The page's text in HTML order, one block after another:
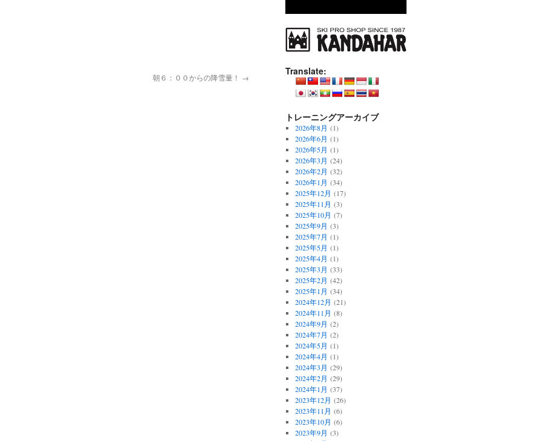
朝６：００からの降雪量！ →
Translate:
トレーニングアーカイブ
2026年8月 (1)
2026年6月 (1)
2026年5月 (1)
2026年3月 (24)
2026年2月 (32)
2026年1月 (34)
2025年12月 (17)
2025年11月 (3)
2025年10月 (7)
2025年9月 (3)
2025年7月 (1)
2025年5月 (1)
2025年4月 (1)
2025年3月 (33)
2025年2月 (42)
2025年1月 (34)
2024年12月 (21)
2024年11月 (8)
2024年9月 (2)
2024年7月 (2)
2024年5月 (1)
2024年4月 (1)
2024年3月 (29)
2024年2月 (29)
2024年1月 (37)
2023年12月 (26)
2023年11月 (6)
2023年10月 (6)
2023年9月 (3)